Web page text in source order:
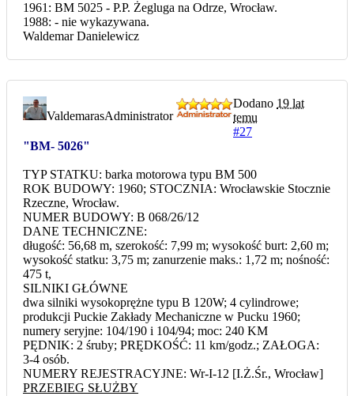
1961: BM 5025 - P.P. Żegluga na Odrze, Wrocław.
1988: - nie wykazywana.
Waldemar Danielewicz
ValdemarasAdministrator
Dodano 19 lat
temu
#27
"BM- 5026"
TYP STATKU: barka motorowa typu BM 500
ROK BUDOWY: 1960; STOCZNIA: Wrocławskie Stocznie
Rzeczne, Wrocław.
NUMER BUDOWY: B 068/26/12
DANE TECHNICZNE:
długość: 56,68 m, szerokość: 7,99 m; wysokość burt: 2,60 m;
wysokość statku: 3,75 m; zanurzenie maks.: 1,72 m; nośność:
475 t,
SILNIKI GŁÓWNE
dwa silniki wysokoprężne typu B 120W; 4 cylindrowe;
produkcji Puckie Zakłady Mechaniczne w Pucku 1960;
numery seryjne: 104/190 i 104/94; moc: 240 KM
PĘDNIK: 2 śruby; PRĘDKOŚĆ: 11 km/godz.; ZAŁOGA:
3-4 osób.
NUMERY REJESTRACYJNE: Wr-I-12 [I.Ż.Śr., Wrocław]
PRZEBIEG SŁUŻBY